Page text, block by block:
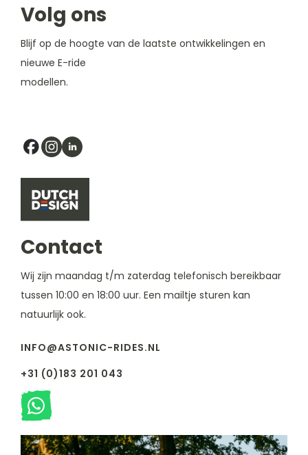
Volg ons
Blijf op de hoogte van de laatste ontwikkelingen en
nieuwe E-ride
modellen.
Contact
Wij zijn maandag t/m zaterdag telefonisch bereikbaar
tussen 10:00 en 18:00 uur. Een mailtje sturen kan
natuurlijk ook.
INFO@ASTONIC-RIDES.NL
+31 (0)183 201 043